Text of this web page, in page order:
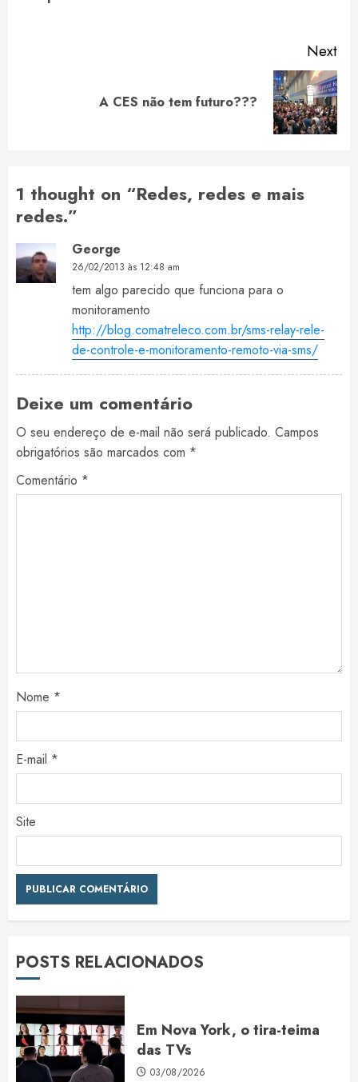
Next
A CES não tem futuro???
1 thought on “Redes, redes e mais
redes.”
George
26/02/2013 às 12:48 am
tem algo parecido que funciona para o
monitoramento
http://blog.comatreleco.com.br/sms-relay-rele-
de-controle-e-monitoramento-remoto-via-sms/
Deixe um comentário
O seu endereço de e-mail não será publicado. Campos
obrigatórios são marcados com *
Comentário *
Nome *
E-mail *
Site
POSTS RELACIONADOS
Em Nova York, o tira-teima
das TVs
03/08/2026